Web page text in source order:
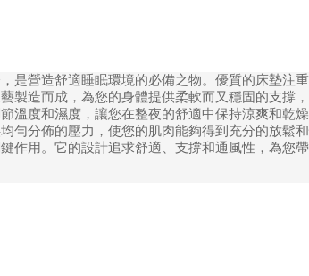
是營造舒適睡眠環境的必備之物。優質的床墊注
製造而成，為您的身體提供柔軟而又穩固的支撐
溫度和濕度，讓您在整夜的舒適中保持涼爽和乾
勻分佈的壓力，使您的肌肉能夠得到充分的放鬆和
作用。它的設計追求舒適、支撐和通風性，為您